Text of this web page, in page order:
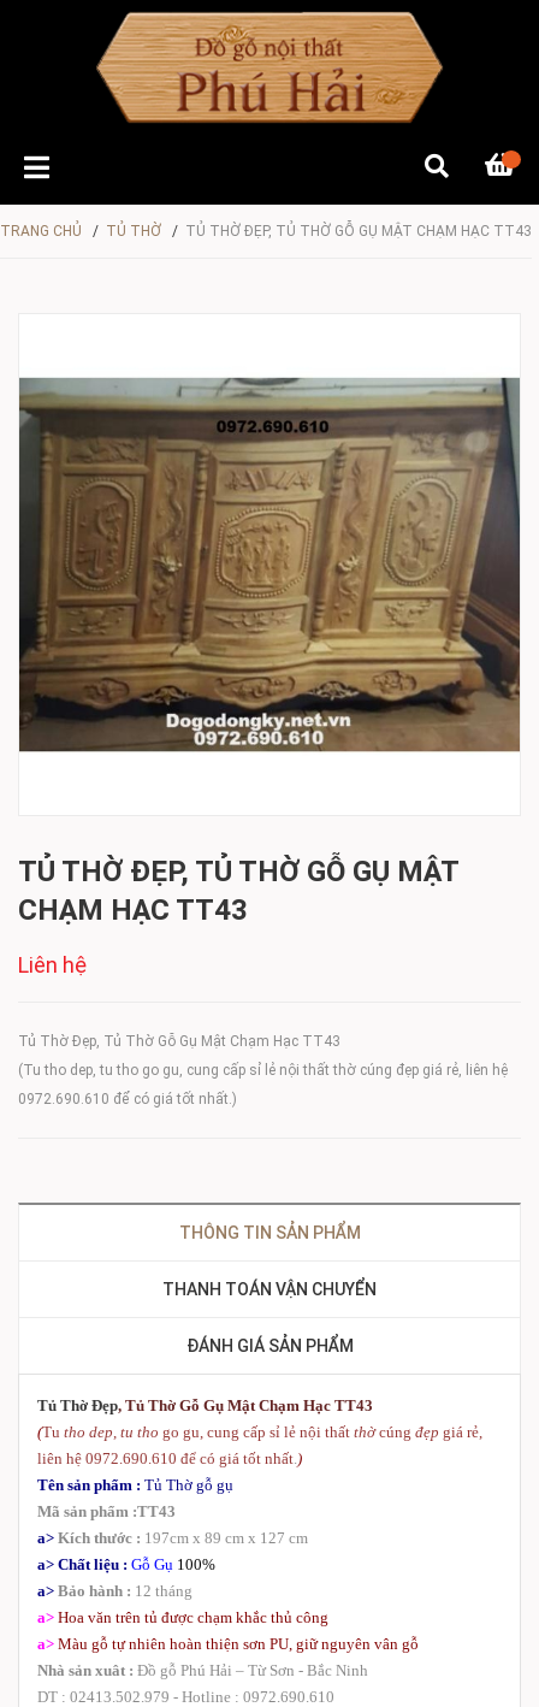
TRANG CHỦ / TỦ THỜ / TỦ THỜ ĐẸP, TỦ THỜ GỖ GỤ MẬT CHẠM HẠC TT43
TỦ THỜ ĐẸP, TỦ THỜ GỖ GỤ MẬT
CHẠM HẠC TT43
Liên hệ
Tủ Thờ Đẹp, Tủ Thờ Gỗ Gụ Mật Chạm Hạc TT43
(Tu tho dep, tu tho go gu, cung cấp sỉ lẻ nội thất thờ cúng đẹp giá rẻ, liên hệ
0972.690.610 để có giá tốt nhất.)
THÔNG TIN SẢN PHẨM
THANH TOÁN VẬN CHUYỂN
ĐÁNH GIÁ SẢN PHẨM
Tủ Thờ Đẹp, Tủ Thờ Gỗ Gụ Mật Chạm Hạc TT43
(Tu tho dep, tu tho go gu, cung cấp sỉ lẻ nội thất thờcúng đẹp giá rẻ,
liên hệ 0972.690.610 để có giá tốt nhất.)
Tên sản phẩm : Tủ Thờ gỗ gụ
Mã sản phẩm :TT43
a> Kích thước : 197cm x 89 cm x 127 cm
a> Chất liệu : Gỗ Gụ 100%
a> Bảo hành : 12 tháng
a> Hoa văn trên tủ được chạm khắc thủ công
a> Màu gỗ tự nhiên hoàn thiện sơn PU, giữ nguyên vân gỗ
Nhà sản xuât : Đồ gỗ Phú Hải – Từ Sơn - Bắc Ninh
DT : 02413.502.979 - Hotline : 0972.690.610